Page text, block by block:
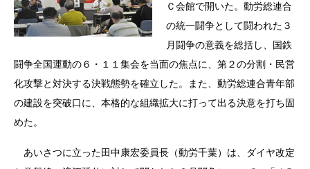
Ｃ会館で開いた。動労総連合
の統一闘争として闘われた３
月闘争の意義を総括し、国鉄
闘争全国運動の６・１１集会を当面の焦点に、第２の分割・民営
化攻撃と対決する決戦態勢を確立した。また、動労総連合青年部
の建設を突破口に、本格的な組織拡大に打って出る決意を打ち固
めた。
あいさつに立った田中康宏委員長（動労千葉）は、ダイヤ改定